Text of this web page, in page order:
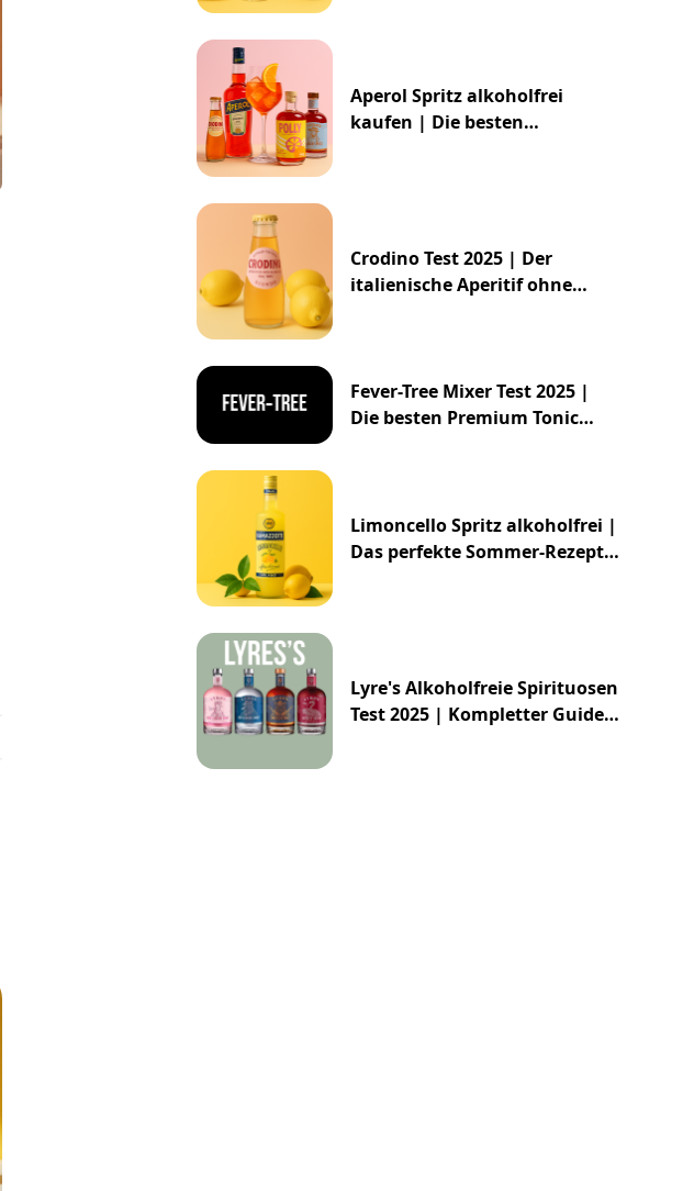
Fruchtig Grapefruit
Aperol Spritz alkoholfrei
kaufen | Die besten
Crodino Test 2025 | Der
italienische Aperitif ohne
Fever-Tree Mixer Test 2025 |
Die besten Premium Tonic
Limoncello Spritz alkoholfrei |
Das perfekte Sommer-Rezept
Lyre's Alkoholfreie Spirituosen
Test 2025 | Kompletter Guide